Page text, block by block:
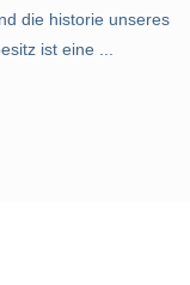
die historie unseres
ist eine ...